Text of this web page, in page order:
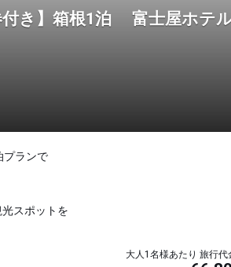
き】箱根1泊 富士屋ホテ
プランで
スポットを
大人1名様あたり 旅行代